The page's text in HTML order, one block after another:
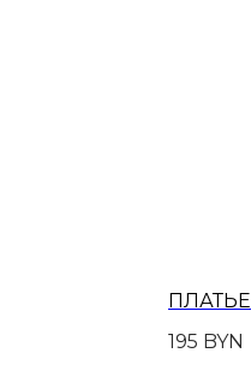
ПЛАТЬЕ
195 BYN